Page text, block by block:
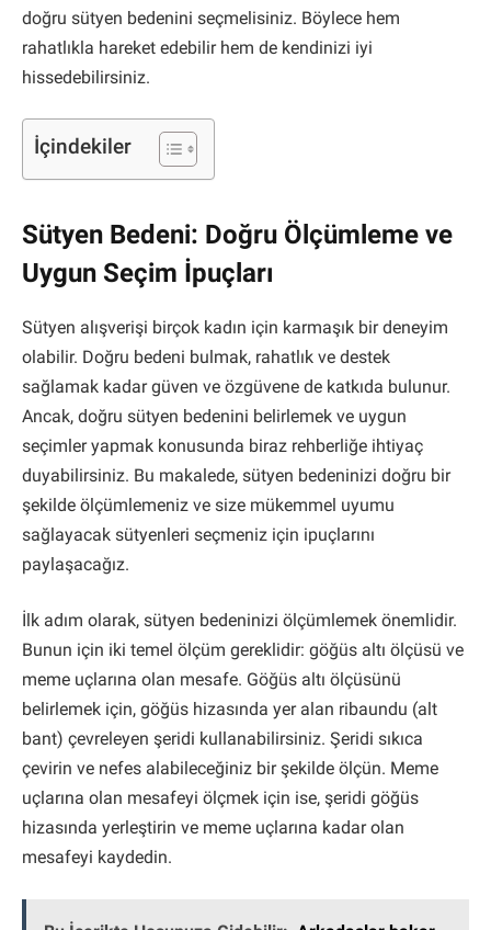
doğru sütyen bedenini seçmelisiniz. Böylece hem
rahatlıkla hareket edebilir hem de kendinizi iyi
hissedebilirsiniz.
İçindekiler
Sütyen Bedeni: Doğru Ölçümleme ve
Uygun Seçim İpuçları
Sütyen alışverişi birçok kadın için karmaşık bir deneyim
olabilir. Doğru bedeni bulmak, rahatlık ve destek
sağlamak kadar güven ve özgüvene de katkıda bulunur.
Ancak, doğru sütyen bedenini belirlemek ve uygun
seçimler yapmak konusunda biraz rehberliğe ihtiyaç
duyabilirsiniz. Bu makalede, sütyen bedeninizi doğru bir
şekilde ölçümlemeniz ve size mükemmel uyumu
sağlayacak sütyenleri seçmeniz için ipuçlarını
paylaşacağız.
İlk adım olarak, sütyen bedeninizi ölçümlemek önemlidir.
Bunun için iki temel ölçüm gereklidir: göğüs altı ölçüsü ve
meme uçlarına olan mesafe. Göğüs altı ölçüsünü
belirlemek için, göğüs hizasında yer alan ribaundu (alt
bant) çevreleyen şeridi kullanabilirsiniz. Şeridi sıkıca
çevirin ve nefes alabileceğiniz bir şekilde ölçün. Meme
uçlarına olan mesafeyi ölçmek için ise, şeridi göğüs
hizasında yerleştirin ve meme uçlarına kadar olan
mesafeyi kaydedin.